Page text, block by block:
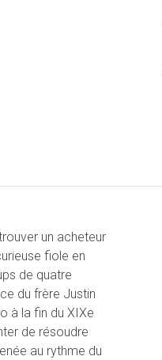
un acheteur
fiole en
de quatre
du frère Justin
à la fin du XIXe
de résoudre
au rythme du